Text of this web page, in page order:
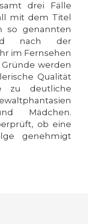
drei Fälle
mit dem Titel
so genannten
nach der
im Fernsehen
werden
Qualität
zu deutliche
Mädchen.
ob eine
genehmigt